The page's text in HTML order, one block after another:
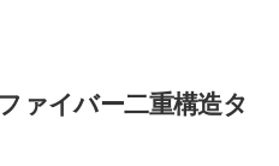
ァイバー二重構造タ